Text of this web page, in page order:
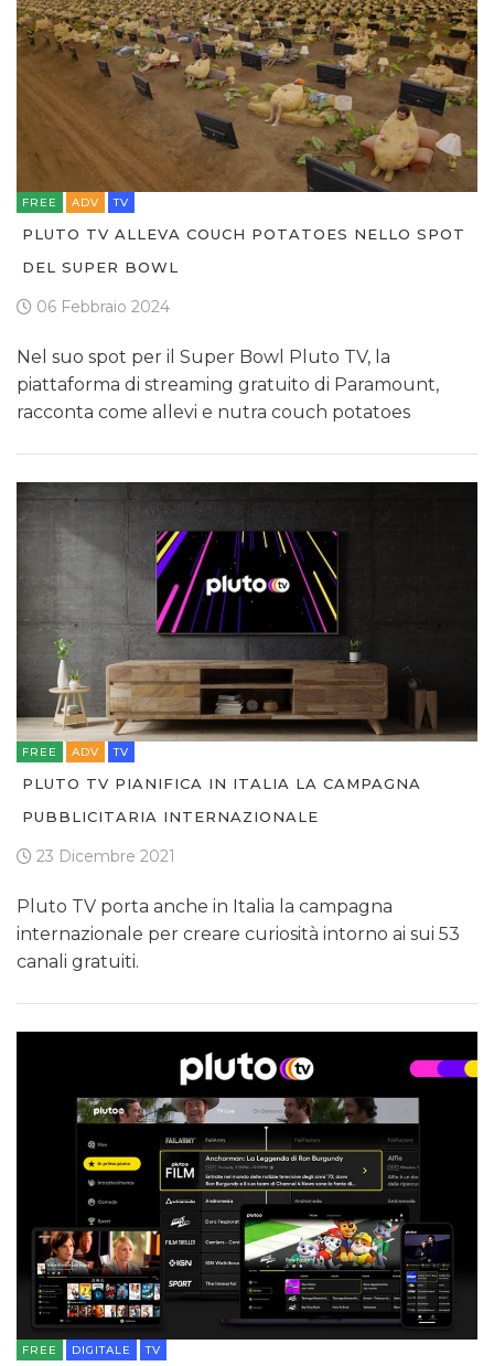
FREE ADV TV
PLUTO TV ALLEVA COUCH POTATOES NELLO SPOT
DEL SUPER BOWL
06 Febbraio 2024
Nel suo spot per il Super Bowl Pluto TV, la
piattaforma di streaming gratuito di Paramount,
racconta come allevi e nutra couch potatoes
FREE ADV TV
PLUTO TV PIANIFICA IN ITALIA LA CAMPAGNA
PUBBLICITARIA INTERNAZIONALE
23 Dicembre 2021
Pluto TV porta anche in Italia la campagna
internazionale per creare curiosità intorno ai sui 53
canali gratuiti.
FREE DIGITALE TV